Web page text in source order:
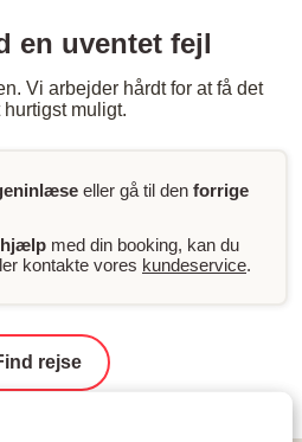
en uventet fejl
Vi arbejder hårdt for at få det
hurtigst muligt.
eller gå til den forrige
hjælp med din booking, kan du
kontakte vores kundeservice.
rejse